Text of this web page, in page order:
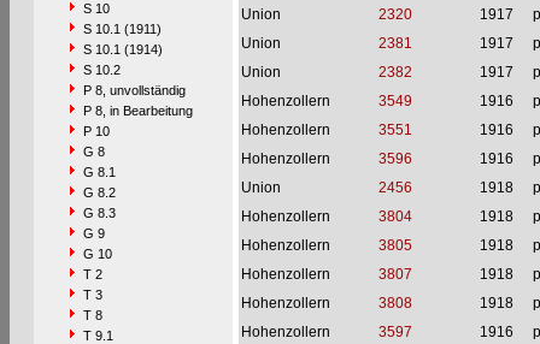
S 10
S 10.1 (1911)
S 10.1 (1914)
S 10.2
P 8, unvollständig
P 8, in Bearbeitung
P 10
G 8
G 8.1
G 8.2
G 8.3
G 9
G 10
T 2
T 3
T 8
T 9.1
Union
2320 1917
Union
2381 1917
Union
2382 1917
Hohenzollern
3549 1916
Hohenzollern
3551 1916
Hohenzollern
3596 1916
Union
2456 1918
Hohenzollern
3804 1918
Hohenzollern
3805 1918
Hohenzollern
3807 1918
Hohenzollern
3808 1918
Hohenzollern
3597 1916